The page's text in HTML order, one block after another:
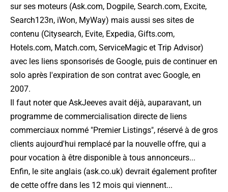
sur ses moteurs (Ask.com, Dogpile, Search.com, Excite,
Search123n, iWon, MyWay) mais aussi ses sites de
contenu (Citysearch, Evite, Expedia, Gifts.com,
Hotels.com, Match.com, ServiceMagic et Trip Advisor)
avec les liens sponsorisés de Google, puis de continuer en
solo après l'expiration de son contrat avec Google, en
2007.
Il faut noter que AskJeeves avait déjà, auparavant, un
programme de commercialisation directe de liens
commerciaux nommé "Premier Listings", réservé à de gros
clients aujourd'hui remplacé par la nouvelle offre, qui a
pour vocation à être disponible à tous annonceurs...
Enfin, le site anglais (ask.co.uk) devrait également profiter
de cette offre dans les 12 mois qui viennent...